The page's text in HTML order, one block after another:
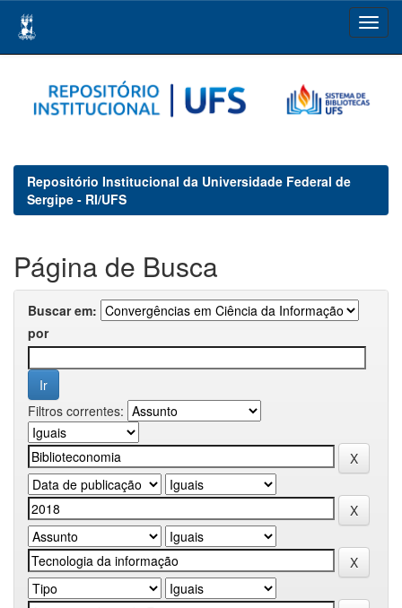
navigation
Repositório Institucional da Universidade Federal de
Sergipe - RI/UFS
Página de Busca
Buscar em:
por
Filtros correntes: